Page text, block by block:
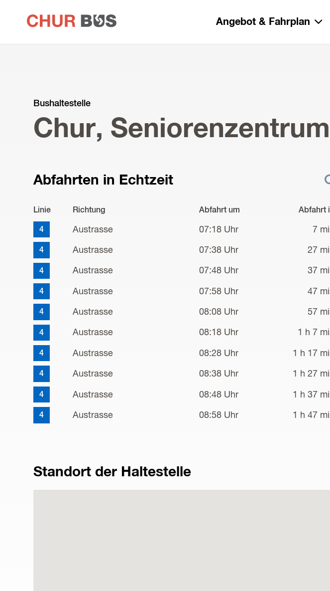
zur
Startseite
Angebot & Fahrplan
Bushaltestelle
Chur,
Abfahrten in Echtzeit
Linie Richtung Abfahrt um Abfahrt
4 Austrasse 07:18 Uhr 7
4 Austrasse 07:38 Uhr 27
4 Austrasse 07:48 Uhr 37
4 Austrasse 07:58 Uhr 47
4 Austrasse 08:08 Uhr 57
4 Austrasse 08:18 Uhr 1 h 7
4 Austrasse 08:28 Uhr 1 h 17
4 Austrasse 08:38 Uhr 1 h 27
4 Austrasse 08:48 Uhr 1 h 37
4 Austrasse 08:58 Uhr 1 h 47
Standort der Haltestelle